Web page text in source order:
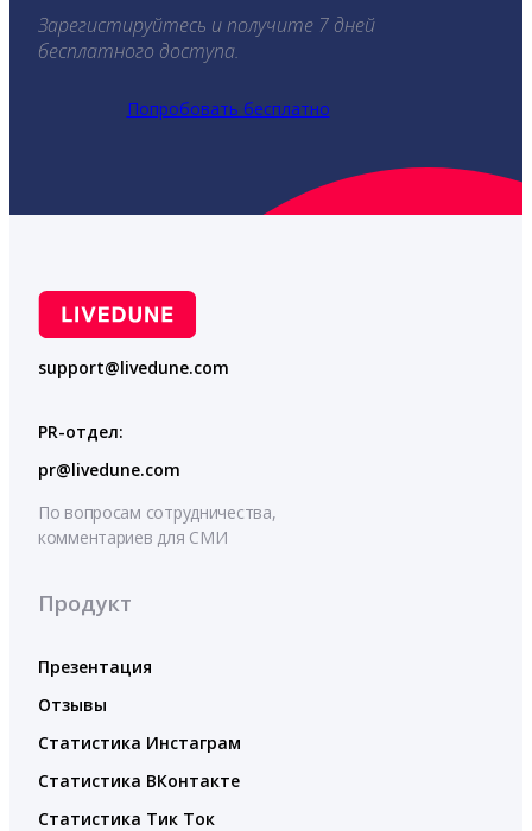
Зарегистируйтесь и получите 7 дней
бесплатного доступа.
Попробовать бесплатно
support@livedune.com
PR-отдел:
pr@livedune.com
По вопросам сотрудничества,
комментариев для СМИ
Продукт
Презентация
Отзывы
Статистика Инстаграм
Статистика ВКонтакте
Статистика Тик Ток